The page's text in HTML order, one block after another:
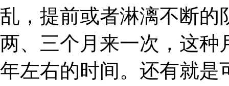
乱，提前或者淋漓不断的
两、三个月来一次，这种
年左右的时间。还有就是